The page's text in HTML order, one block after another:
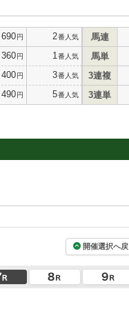
690円 2番人気
360円 1 番人気
400円 3番人気
490円 5番人気
馬連
馬単
3連複
3連単
開催選択へ